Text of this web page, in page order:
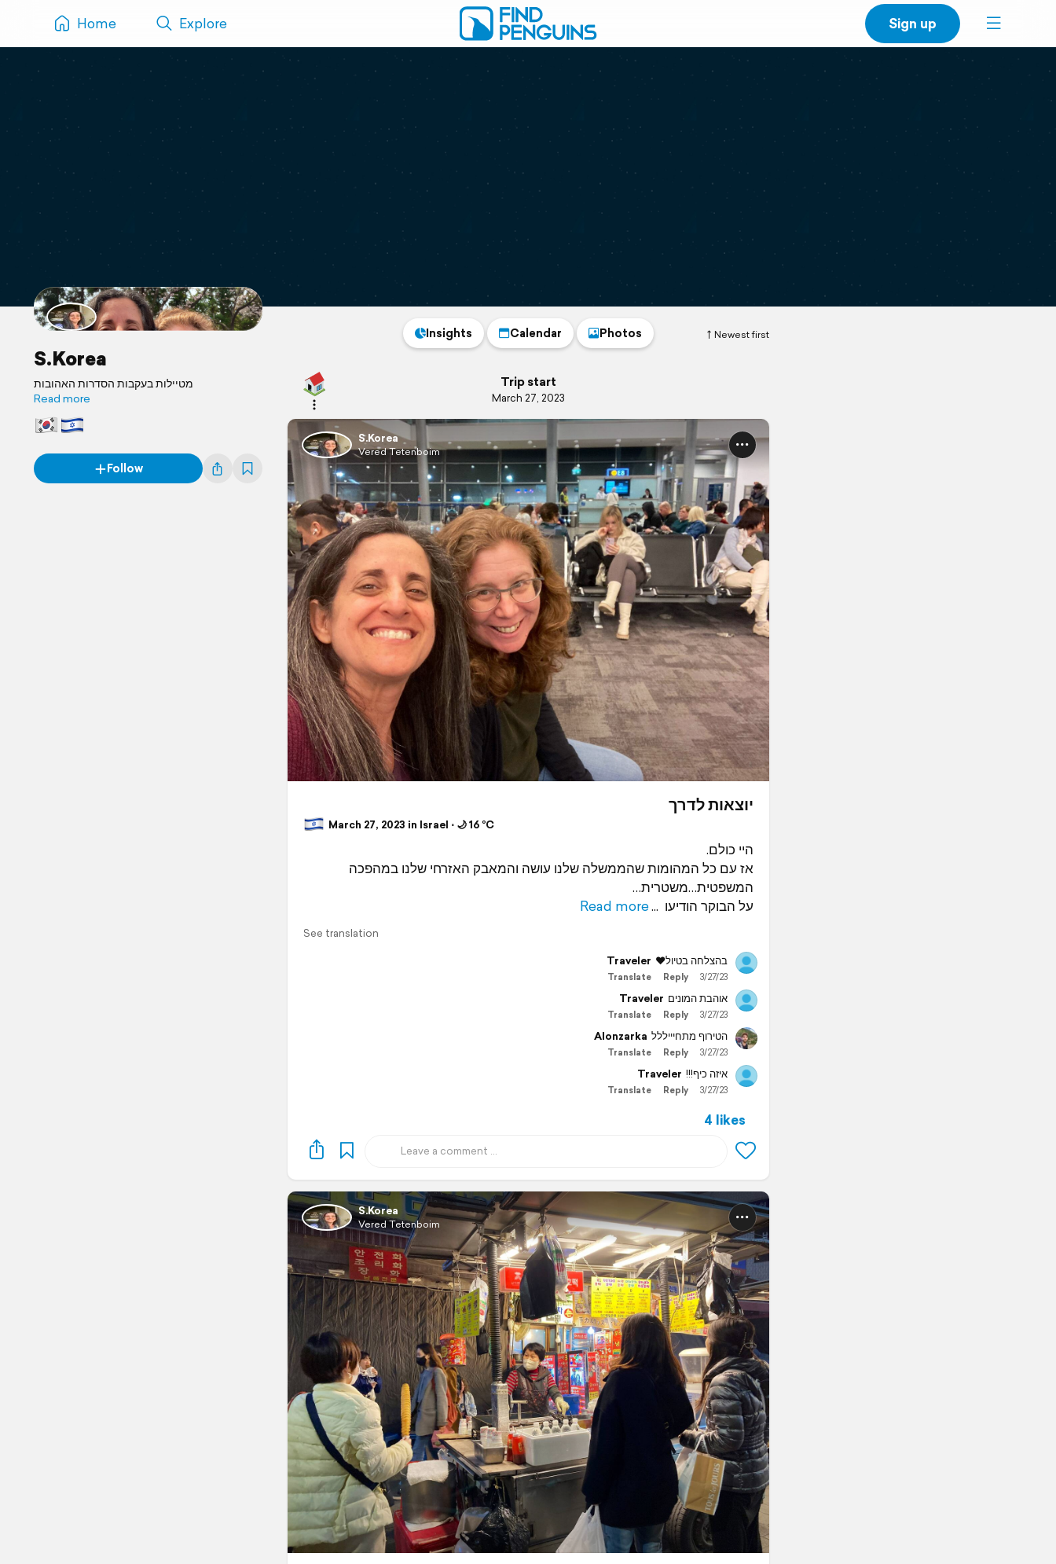
Home Explore Sign up
S.Korea
מטיילות בעקבות הסדרות האהובות
Read more
Follow
Newest first
Insights Calendar Photos
Trip start
March 27, 2023
S.Korea
Vered Tetenboim
יוצאות לדרך
March 27, 2023 in Israel ⋅ 🌙 16 °C
היי כולם.
אז עם כל המהומות שהממשלה שלנו עושה והמאבק האזרחי שלנו במהפכה
המשפטית…משטרית…
על הבוקר הודיעו
Read more
See translation
Traveler בהצלחה בטיול❤️
3/27/23
Reply
Translate
Traveler אוהבת המונים
3/27/23
Reply
Translate
Alonzarka הטירוף מתחיייללל
3/27/23
Reply
Translate
Traveler איזה כיף!!!
3/27/23
Reply
Translate
4 likes
S.Korea
Vered Tetenboim